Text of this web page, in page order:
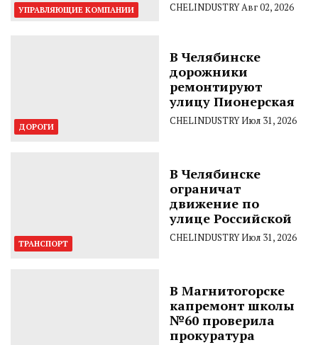
УПРАВЛЯЮЩИЕ КОМПАНИИ CHELINDUSTRYАвг 02, 2026
ДОРОГИ
В Челябинске
дорожники
ремонтируют
улицу Пионерская
CHELINDUSTRYИюл 31, 2026
ТРАНСПОРТ
В Челябинске
ограничат
движение по
улице Российской
CHELINDUSTRYИюл 31, 2026
В Магнитогорске
капремонт школы
№60 проверила
прокуратура